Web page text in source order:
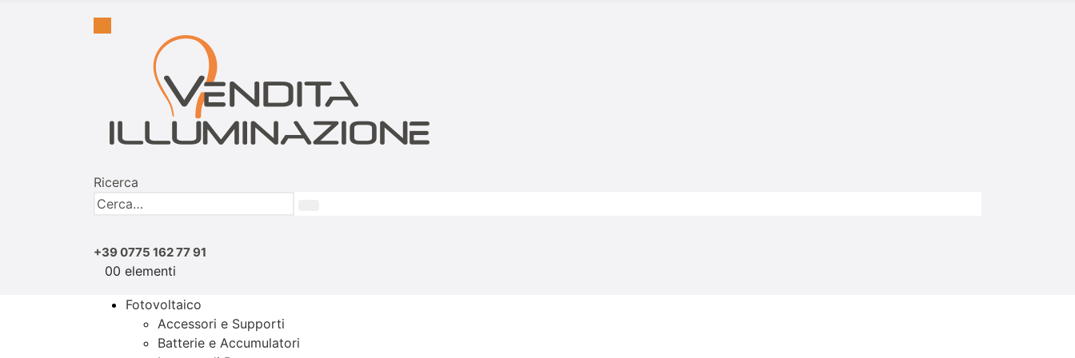
Ricerca
+39 0775 162 77 91
00 elementi
Fotovoltaico
Accessori e Supporti
Batterie e Accumulatori